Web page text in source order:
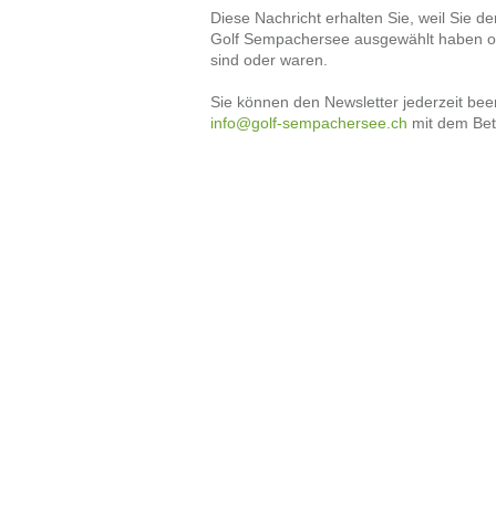
Diese Nachricht erhalten Sie, weil Sie
Golf Sempachersee ausgewählt haben
sind oder waren.
Sie können den Newsletter jederzeit
info@golf-sempachersee.ch mit dem